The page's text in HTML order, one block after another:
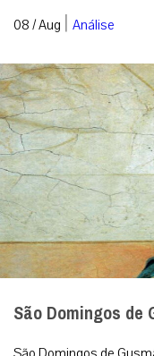
08 / Aug | Análise
São Domingos de